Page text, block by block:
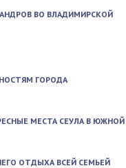
ВО ВЛАДИМИРСКОЙ
ГОРОДА
МЕСТА СЕУЛА В ЮЖНОЙ
ОТДЫХА ВСЕЙ СЕМЬЕЙ